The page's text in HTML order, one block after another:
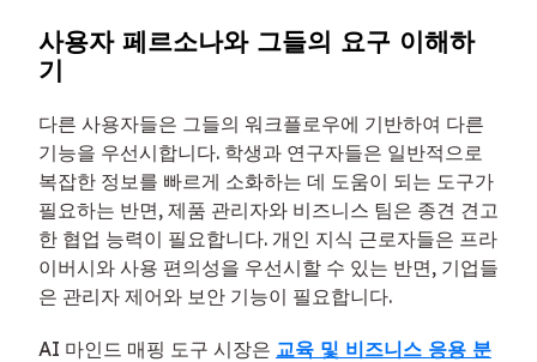
사용자 페르소나와 그들의 요구 이해하
기
다른 사용자들은 그들의 워크플로우에 기반하여 다른
기능을 우선시합니다. 학생과 연구자들은 일반적으로
복잡한 정보를 빠르게 소화하는 데 도움이 되는 도구가
필요하는 반면, 제품 관리자와 비즈니스 팀은 종견 견고
한 협업 능력이 필요합니다. 개인 지식 근로자들은 프라
이버시와 사용 편의성을 우선시할 수 있는 반면, 기업들
은 관리자 제어와 보안 기능이 필요합니다.
AI 마인드 매핑 도구 시장은 교육 및 비즈니스 응용 분